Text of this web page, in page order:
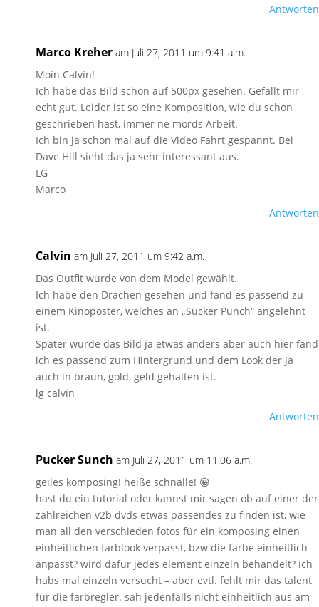
Antworten
Marco Kreher am Juli 27, 2011 um 9:41 a.m.
Moin Calvin!
Ich habe das Bild schon auf 500px gesehen. Gefällt mir
echt gut. Leider ist so eine Komposition, wie du schon
geschrieben hast, immer ne mords Arbeit.
Ich bin ja schon mal auf die Video Fahrt gespannt. Bei
Dave Hill sieht das ja sehr interessant aus.
LG
Marco
Antworten
Calvin am Juli 27, 2011 um 9:42 a.m.
Das Outfit wurde von dem Model gewählt.
Ich habe den Drachen gesehen und fand es passend zu
einem Kinoposter, welches an „Sucker Punch“ angelehnt
ist.
Später wurde das Bild ja etwas anders aber auch hier fand
ich es passend zum Hintergrund und dem Look der ja
auch in braun, gold, geld gehalten ist.
lg calvin
Antworten
Pucker Sunch am Juli 27, 2011 um 11:06 a.m.
geiles komposing! heiße schnalle! 😀
hast du ein tutorial oder kannst mir sagen ob auf einer der
zahlreichen v2b dvds etwas passendes zu finden ist, wie
man all den verschieden fotos für ein komposing einen
einheitlichen farblook verpasst, bzw die farbe einheitlich
anpasst? wird dafür jedes element einzeln behandelt? ich
habs mal einzeln versucht – aber evtl. fehlt mir das talent
für die farbregler. sah jedenfalls nicht einheitlich aus am